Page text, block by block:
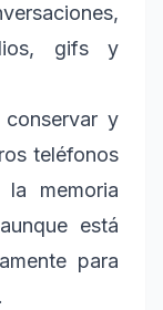
gifs y
y
teléfonos
la memoria
está
para